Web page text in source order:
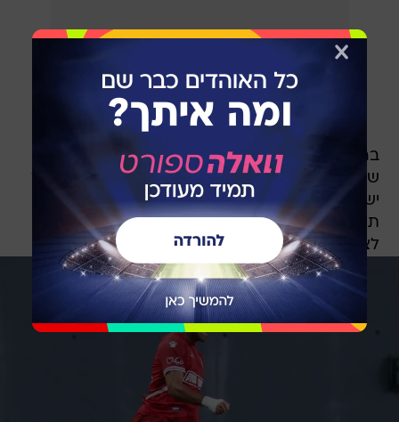
בהפועל באר שבע מבינים שהם צריכים לעשות
שינויים בסגל לקראת תחילת המשחקים בליגה. מחד
יש להם בסגל שלושה חלוצים - פטריק קלימלה,
תומר חמד, אלון תורג'מן - ומאידך, שוקלים במועדון
לצרף חלוץ נוסף ושמו של שבירו עלה.